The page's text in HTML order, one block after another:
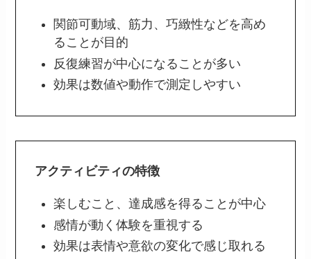
関節可動域、筋力、巧緻性などを高め
ることが目的
反復練習が中心になることが多い
効果は数値や動作で測定しやすい
アクティビティの特徴
楽しむこと、達成感を得ることが中心
感情が動く体験を重視する
効果は表情や意欲の変化で感じ取れる